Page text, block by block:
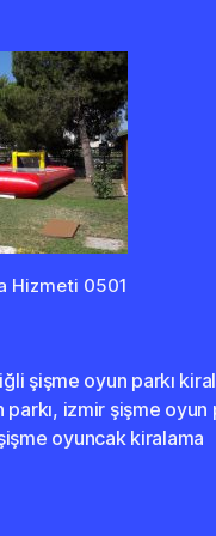
Hizmeti 0501
şişme oyun parkı
parkı, izmir şişme oyun
oyuncak kiralama